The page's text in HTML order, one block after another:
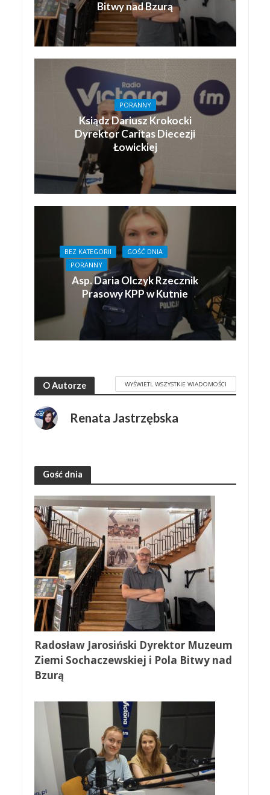
Bitwy nad Bzurą
PORANNY
Ksiądz Dariusz Krokocki
Dyrektor Caritas Diecezji
Łowickiej
BEZ KATEGORII
GOŚĆ DNIA
PORANNY
Asp. Daria Olczyk Rzecznik
Prasowy KPP w Kutnie
O Autorze WYŚWIETL WSZYSTKIE WIADOMOŚCI
Renata Jastrzębska
Gość dnia
Radosław Jarosiński Dyrektor Muzeum
Ziemi Sochaczewskiej i Pola Bitwy nad
Bzurą